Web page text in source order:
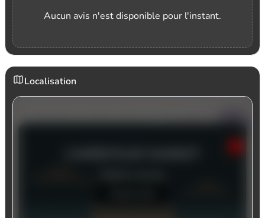
Aucun avis n'est disponible pour l'instant.
Localisation